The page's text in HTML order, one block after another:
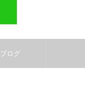
ブログ